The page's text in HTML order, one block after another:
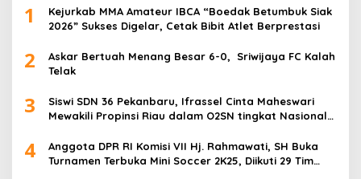
1
Kejurkab MMA Amateur IBCA “Boedak Betumbuk Siak
2026” Sukses Digelar, Cetak Bibit Atlet Berprestasi
2
Askar Bertuah Menang Besar 6-0, Sriwijaya FC Kalah
Telak
3
Siswi SDN 36 Pekanbaru, Ifrassel Cinta Maheswari
Mewakili Propinsi Riau dalam O2SN tingkat Nasional
4
Anggota DPR RI Komisi VII Hj. Rahmawati, SH Buka
Turnamen Terbuka Mini Soccer 2K25, Diikuti 29 Tim